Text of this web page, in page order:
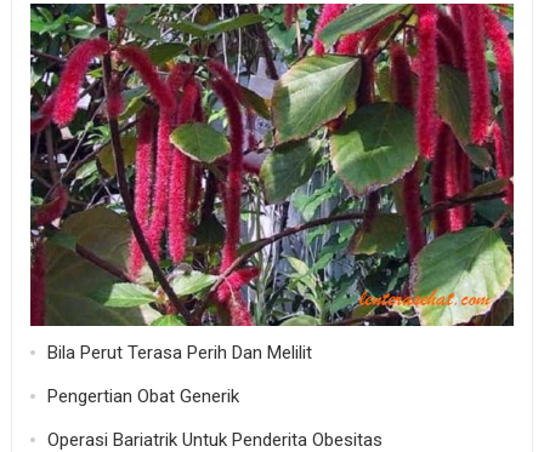
Bila Perut Terasa Perih Dan Melilit
Pengertian Obat Generik
Operasi Bariatrik Untuk Penderita Obesitas